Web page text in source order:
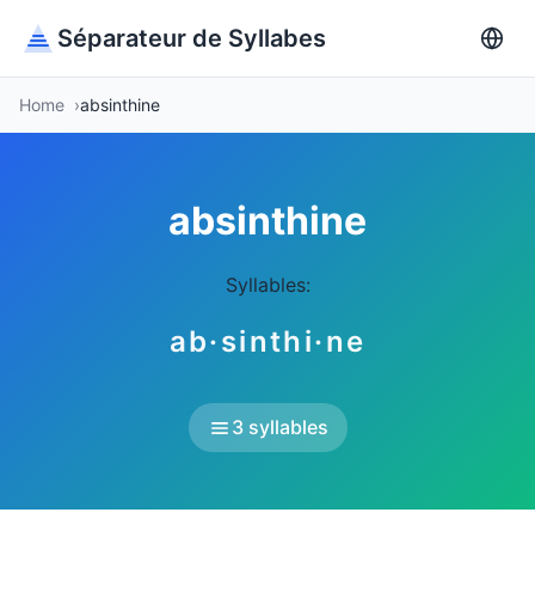
Séparateur de Syllabes
Home absinthine
absinthine
Syllables:
ab·sinthi·ne
3 syllables